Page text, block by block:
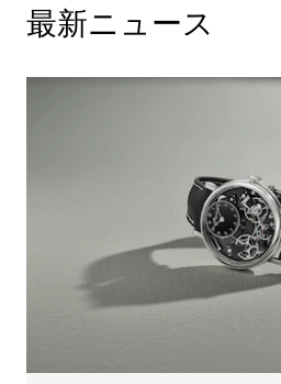
最新ニュース